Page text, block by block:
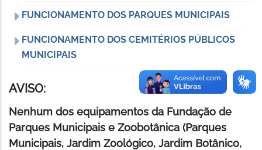
FUNCIONAMENTO DOS PARQUES MUNICIPAIS
FUNCIONAMENTO DOS CEMITÉRIOS PÚBLICOS
MUNICIPAIS
AVISO:
Nenhum dos equipamentos da Fundação de
Parques Municipais e Zoobotânica (Parques
Municipais, Jardim Zoológico, Jardim Botânico,